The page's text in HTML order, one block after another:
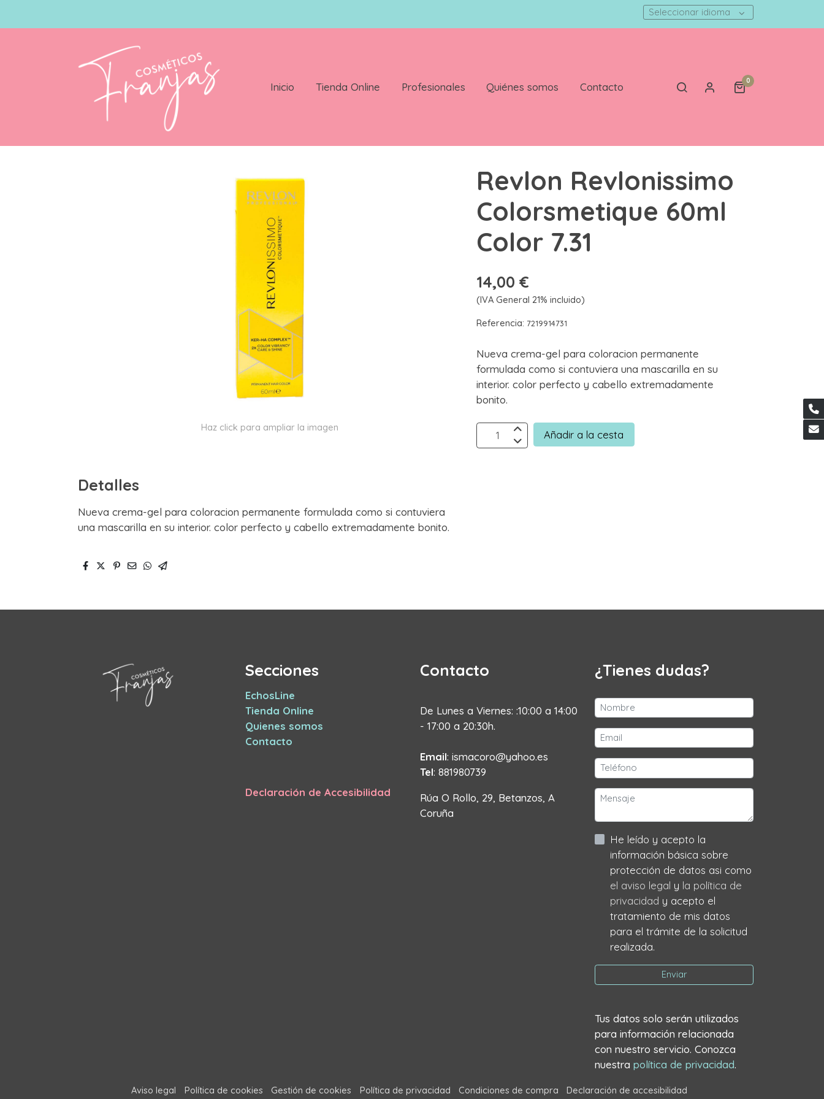
Seleccionar idioma
Inicio Tienda Online Profesionales Quiénes somos Contacto 0
Revlon Revlonissimo Colorsmetique 60ml Color 7.31
Haz click para ampliar la imagen
Detalles
Nueva crema-gel para coloracion permanente formulada como si contuviera
una mascarilla en su interior. color perfecto y cabello extremadamente bonito.
Revlon Revlonissimo
Colorsmetique 60ml
Color 7.31
14,00 €
(IVA General 21% incluido)
Referencia:7219914731
Nueva crema-gel para coloracion permanente
formulada como si contuviera una mascarilla en su
interior. color perfecto y cabello extremadamente
bonito.
Añadir a la cesta
Secciones
EchosLine
Tienda Online
Quienes somos
Contacto
Declaración de Accesibilidad
Contacto
De Lunes a Viernes: :10:00 a 14:00
- 17:00 a 20:30h.
Email: ismacoro@yahoo.es
Tel: 881980739
Rúa O Rollo, 29, Betanzos, A
Coruña
¿Tienes dudas?
He leído y acepto la
información básica sobre
protección de datos asi como
el aviso legal y la política de
privacidad y acepto el
tratamiento de mis datos
para el trámite de la solicitud
realizada.
Enviar
Tus datos solo serán utilizados
para información relacionada
con nuestro servicio. Conozca
nuestra política de privacidad.
Aviso legal Política de cookies Gestión de cookies Política de privacidad Condiciones de compra Declaración de accesibilidad